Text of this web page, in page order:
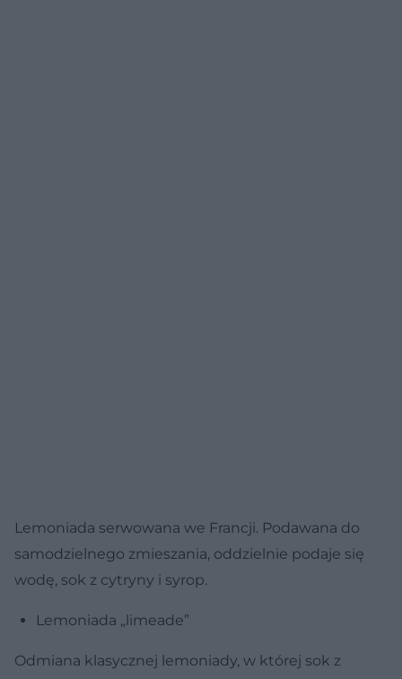
Lemoniada serwowana we Francji. Podawana do
samodzielnego zmieszania, oddzielnie podaje się
wodę, sok z cytryny i syrop.
Lemoniada „limeade”
Odmiana klasycznej lemoniady, w której sok z